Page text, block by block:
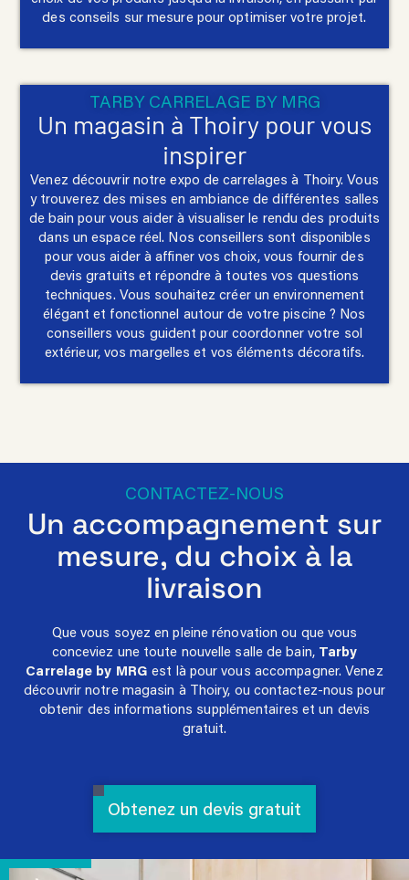
des conseils sur mesure pour optimiser votre projet.
TARBY CARRELAGE BY MRG
Un magasin à Thoiry pour vous
inspirer
Venez découvrir notre expo de carrelages à Thoiry. Vous
y trouverez des mises en ambiance de différentes salles
de bain pour vous aider à visualiser le rendu des produits
dans un espace réel. Nos conseillers sont disponibles
pour vous aider à affiner vos choix, vous fournir des
devis gratuits et répondre à toutes vos questions
techniques. Vous souhaitez créer un environnement
élégant et fonctionnel autour de votre piscine ? Nos
conseillers vous guident pour coordonner votre sol
extérieur, vos margelles et vos éléments décoratifs.
CONTACTEZ-NOUS
Un accompagnement sur
mesure, du choix à la
livraison
Que vous soyez en pleine rénovation ou que vous
conceviez une toute nouvelle salle de bain, Tarby
Carrelage by MRG est là pour vous accompagner. Venez
découvrir notre magasin à Thoiry, ou contactez-nous pour
obtenir des informations supplémentaires et un devis
gratuit.
Obtenez un devis gratuit